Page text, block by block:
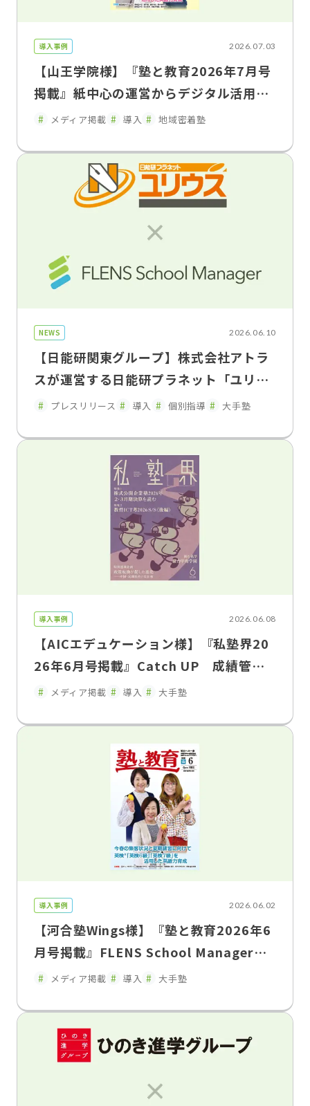
導入事例 2026.07.03
【山王学院様】『塾と教育2026年7月号
掲載』紙中心の運営からデジタル活用へ
保護者連携を強化し、教室運営を効率
ager導入効果
メディア掲載 導入 地域密着塾
NEWS 2026.06.10
【日能研関東グループ】株式会社アトラ
スが運営する日能研プラネット「ユリウ
ス」の神奈川・東京・埼玉の 一部教室で
5月よりトライアル導入・運用開始
プレスリリース 導入 個別指導 大手塾
導入事例 2026.06.08
【AICエデュケーション様】『私塾界20
26年6月号掲載』Catch UP 成績管理
を「集める」から「活かす」へ「FLENS
のコミュニケーション
メディア掲載 導入 大手塾
導入事例 2026.06.02
【河合塾Wings様】『塾と教育2026年6
月号掲載』FLENS School Managerに
よる教室運営改革入退室連絡の遅延を解
向コミュニケーション"
メディア掲載 導入 大手塾